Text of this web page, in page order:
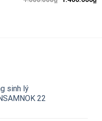
sinh lý
22